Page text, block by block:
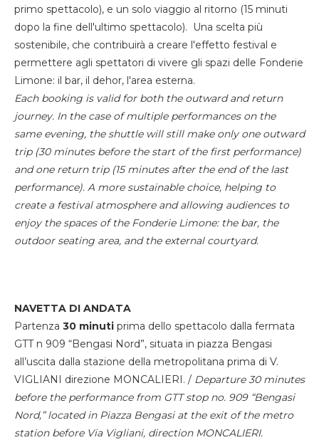
primo spettacolo), e un solo viaggio al ritorno (15 minuti
dopo la fine dell'ultimo spettacolo). Una scelta più
sostenibile, che contribuirà a creare l'effetto festival e
permettere agli spettatori di vivere gli spazi delle Fonderie
Limone: il bar, il dehor, l'area esterna.
Each booking is valid for both the outward and return
journey. In the case of multiple performances on the
same evening, the shuttle will still make only one outward
trip (30 minutes before the start of the first performance)
and one return trip (15 minutes after the end of the last
performance). A more sustainable choice, helping to
create a festival atmosphere and allowing audiences to
enjoy the spaces of the Fonderie Limone: the bar, the
outdoor seating area, and the external courtyard.
NAVETTA DI ANDATA
Partenza 30 minuti prima dello spettacolo dalla fermata
GTT n 909 “Bengasi Nord”, situata in piazza Bengasi
all’uscita dalla stazione della metropolitana prima di V.
VIGLIANI direzione MONCALIERI. / Departure 30 minutes
before the performance from GTT stop no. 909 “Bengasi
Nord,” located in Piazza Bengasi at the exit of the metro
station before Via Vigliani, direction MONCALIERI.